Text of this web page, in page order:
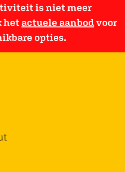
is niet meer
hetactuele aanbodvoor
opties.